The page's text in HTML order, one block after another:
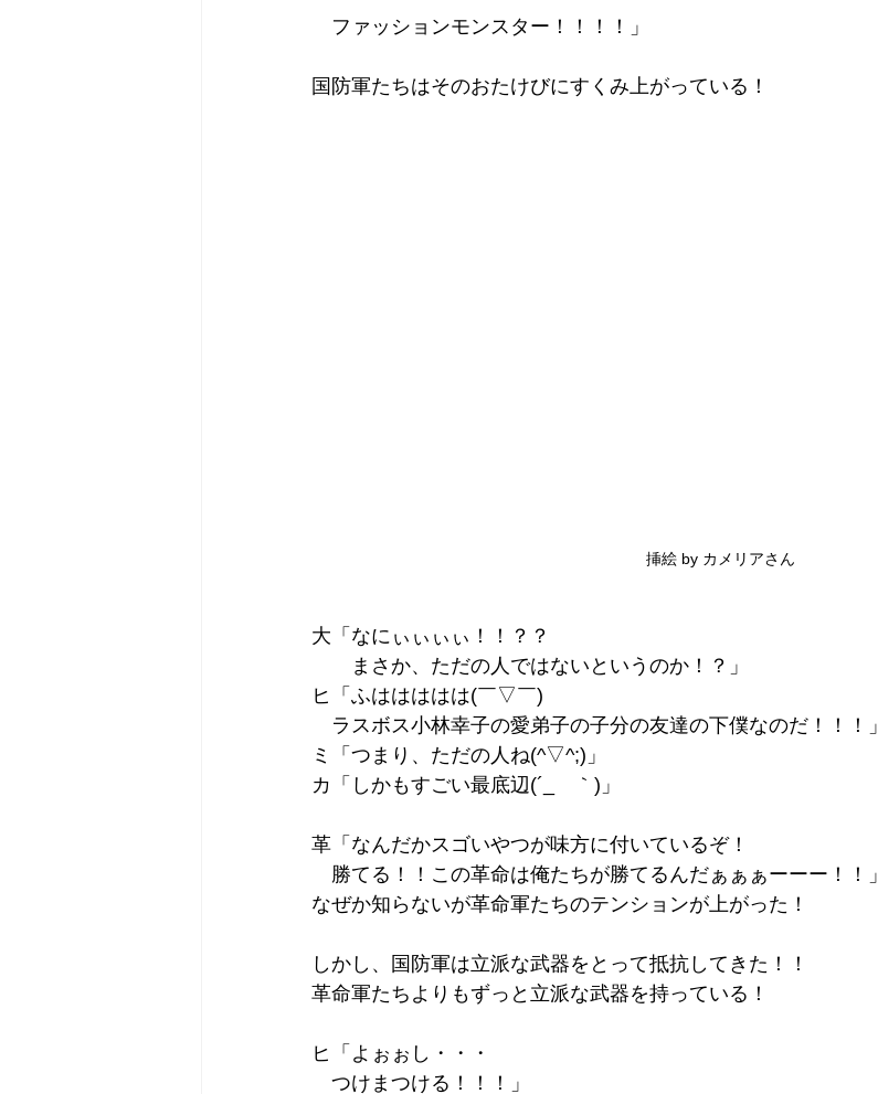
ファッションモンスター！！！！」
国防軍たちはそのおたけびにすくみ上がっている！
挿絵 by カメリアさん
大「なにぃぃぃぃ！！？？
まさか、ただの人ではないというのか！？」
ヒ「ふははははは(￣▽￣)
ラスボス小林幸子の愛弟子の子分の友達の下僕なのだ！！！」
ミ「つまり、ただの人ね(^▽^;)」
カ「しかもすごい最底辺(´_ゝ｀)」
革「なんだかスゴいやつが味方に付いているぞ！
勝てる！！この革命は俺たちが勝てるんだぁぁぁーーー！！」
なぜか知らないが革命軍たちのテンションが上がった！
しかし、国防軍は立派な武器をとって抵抗してきた！！
革命軍たちよりもずっと立派な武器を持っている！
ヒ「よぉぉし・・・
つけまつける！！！」